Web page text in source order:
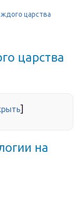
царства
царства
]
на